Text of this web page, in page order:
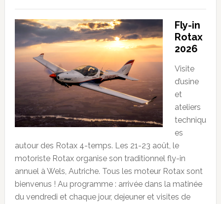
Fly-in
Rotax
2026
Visite
d’usine
et
ateliers
techniqu
es
autour des Rotax 4-temps. Les 21-23 août, le
motoriste Rotax organise son traditionnel fly-in
annuel à Wels, Autriche. Tous les moteur Rotax sont
bienvenus ! Au programme : arrivée dans la matinée
du vendredi et chaque jour, dejeuner et visites de